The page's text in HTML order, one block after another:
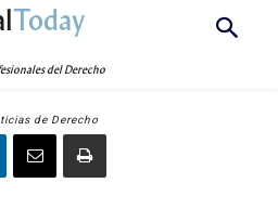
Today
del Derecho
de Derecho